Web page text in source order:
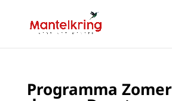
Programma